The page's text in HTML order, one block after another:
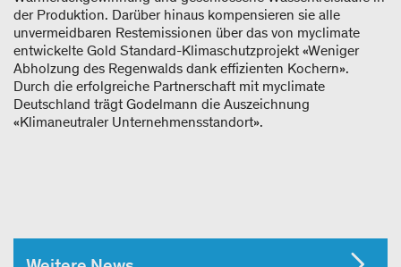
der Produktion. Darüber hinaus kompensieren sie alle
unvermeidbaren Restemissionen über das von myclimate
entwickelte Gold Standard-Klimaschutzprojekt «Weniger
Abholzung des Regenwalds dank effizienten Kochern».
Durch die erfolgreiche Partnerschaft mit myclimate
Deutschland trägt Godelmann die Auszeichnung
«Klimaneutraler Unternehmensstandort».